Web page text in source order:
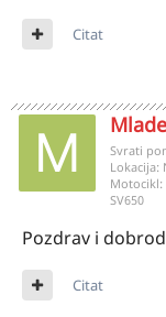
Citat
Svrati
Lokacija:
Motocikl:
SV650
Pozdrav i
Citat